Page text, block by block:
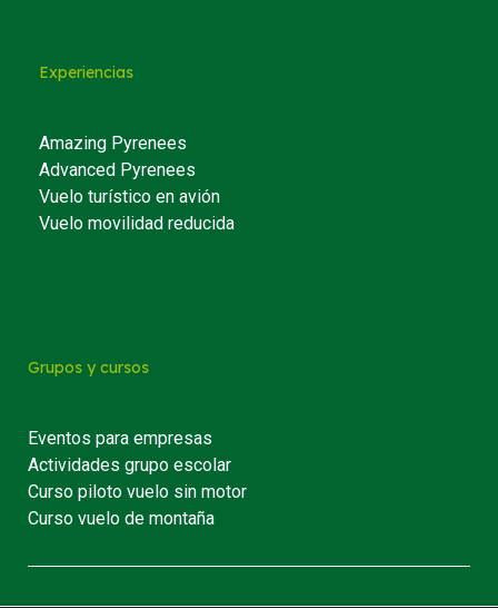
Experiencias
Amazing Pyrenees
Advanced Pyrenees
Vuelo turístico en avión
Vuelo movilidad reducida
Grupos y cursos
Eventos para empresas
Actividades grupo escolar
Curso piloto vuelo sin motor
Curso vuelo de montaña